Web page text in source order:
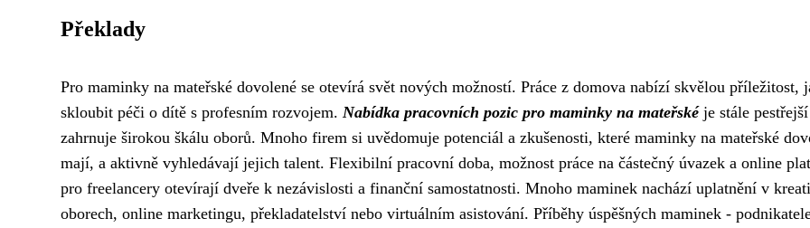
Překlady
Pro maminky na mateřské dovolené se otevírá svět nových možností. Práce z domova nabízí skvělou příležitost,
skloubit péči o dítě s profesním rozvojem. Nabídka pracovních pozic pro maminky na mateřskéje stále
zahrnuje širokou škálu oborů. Mnoho firem si uvědomuje potenciál a zkušenosti, které maminky na mateřské
mají, a aktivně vyhledávají jejich talent. Flexibilní pracovní doba, možnost práce na částečný úvazek a online
pro freelancery otevírají dveře k nezávislosti a finanční samostatnosti. Mnoho maminek nachází uplatnění v
oborech, online marketingu, překladatelství nebo virtuálním asistování. Příběhy úspěšných maminek -